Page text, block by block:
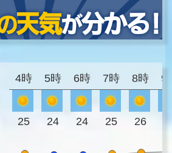
4時 5時 6時 7時 8時 9
25 24 24 25 26